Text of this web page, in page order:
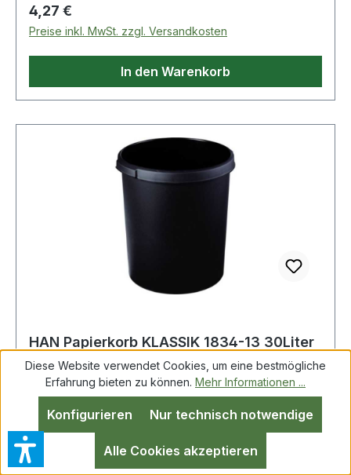
Innenoberfläche ist der Papierkorb besonders
reinigungsfreundlich.
Regulärer Preis:
4,27 €
Preise inkl. MwSt. zzgl. Versandkosten
In den Warenkorb
HAN Papierkorb KLASSIK 1834-13 30Liter
Kunststoff schwarz
HAN Papierkorb KLASSIK 1834-13 30Liter
Kunststoff schwarz Der bewährte Klassiker. Der
umlaufende ergonomische Griffrand mit 2
Diese Website verwendet Cookies, um eine bestmögliche
Erfahrung bieten zu können. Mehr Informationen ...
Nur technisch notwendige
Konfigurieren
Alle Cookies akzeptieren